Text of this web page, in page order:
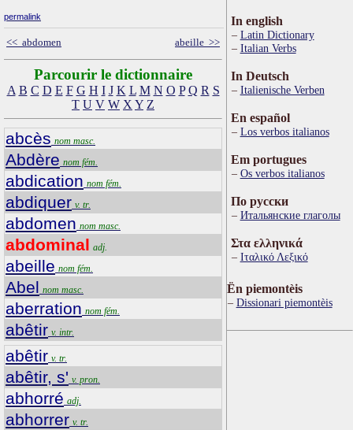
permalink
<< abdomen abeille >>
Parcourir le dictionnaire
A B C D E F G H I J K L M N O P Q R S
T U V W X Y Z
abcès nom masc.
Abdère nom fém.
abdication nom fém.
abdiquer v. tr.
abdomen nom masc.
abdominal adj.
abeille nom fém.
Abel nom masc.
aberration nom fém.
abêtir v. intr.
abêtir v. tr.
abêtir, s' v. pron.
abhorré adj.
abhorrer v. tr.
In english
Latin Dictionary
Italian Verbs
In Deutsch
Italienische Verben
En español
Los verbos italianos
Em portugues
Os verbos italianos
По русски
Итальянские глаголы
Στα ελληνικά
Ιταλικό Λεξικό
Ën piemontèis
Dissionari piemontèis